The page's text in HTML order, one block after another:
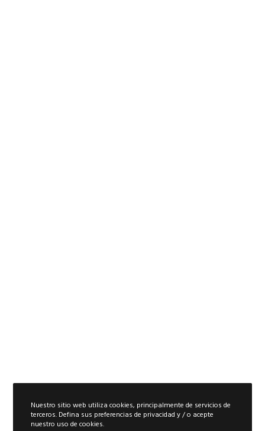
Nuestro sitio web utiliza cookies, principalmente de servicios de
terceros. Defina sus preferencias de privacidad y / o acepte
nuestro uso de cookies.